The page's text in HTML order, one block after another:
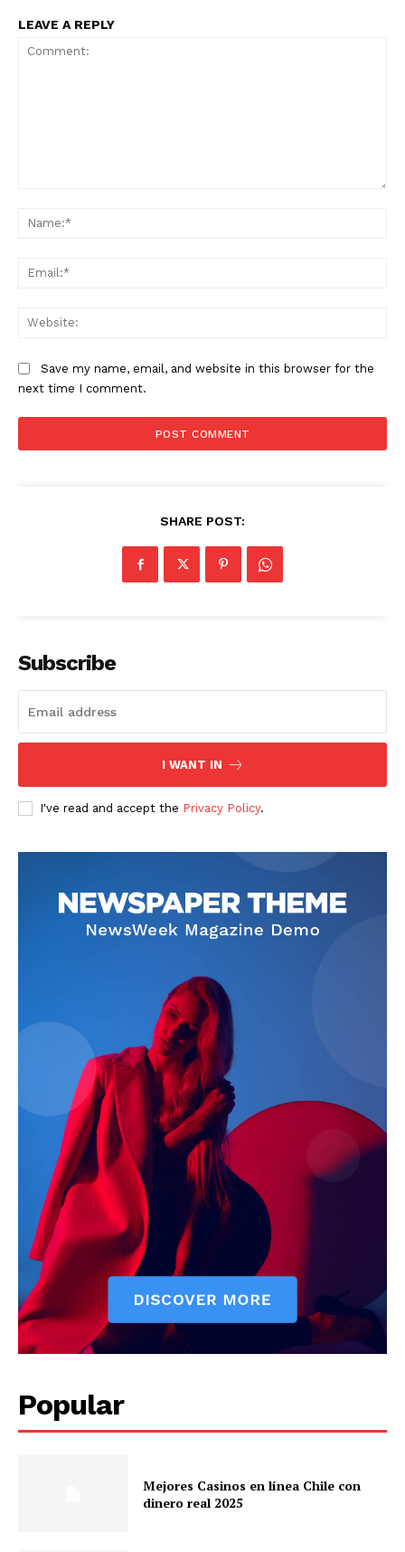
LEAVE A REPLY
Save my name, email, and website in this browser for the
next time I comment.
SHARE POST:
Subscribe
I WANT IN
I've read and accept the Privacy Policy.
Popular
Mejores Casinos en línea Chile con
dinero real 2025